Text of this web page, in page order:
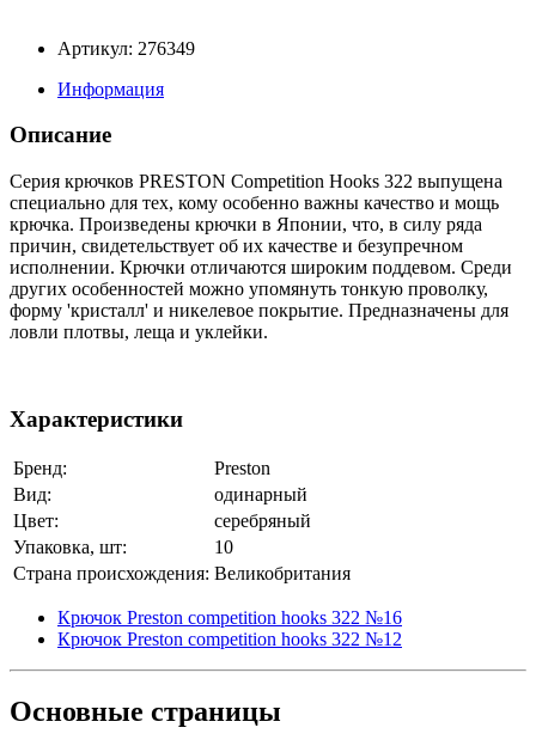
Артикул: 276349
Информация
Описание
Серия крючков PRESTON Competition Hooks 322 выпущена
специально для тех, кому особенно важны качество и мощь
крючка. Произведены крючки в Японии, что, в силу ряда
причин, свидетельствует об их качестве и безупречном
исполнении. Крючки отличаются широким поддевом. Среди
других особенностей можно упомянуть тонкую проволку,
форму 'кристалл' и никелевое покрытие. Предназначены для
ловли плотвы, леща и уклейки.
Характеристики
Бренд:
Preston
Вид:
одинарный
Цвет:
серебряный
Упаковка, шт:
10
Страна происхождения: Великобритания
Крючок Preston competition hooks 322 №16
Крючок Preston competition hooks 322 №12
Основные страницы